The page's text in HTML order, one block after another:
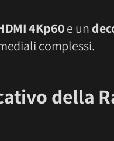
4Kp60e un
complessi.
della